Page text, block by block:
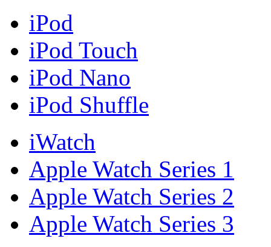
iPod
iPod Touch
iPod Nano
iPod Shuffle
iWatch
Apple Watch Series 1
Apple Watch Series 2
Apple Watch Series 3